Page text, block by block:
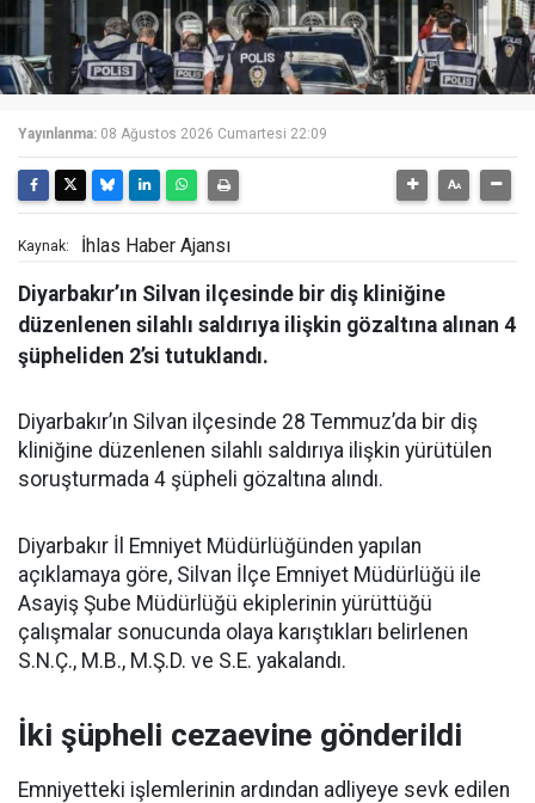
Yayınlanma: 08 Ağustos 2026 Cumartesi 22:09
Kaynak: İhlas Haber Ajansı
Diyarbakır’ın Silvan ilçesinde bir diş kliniğine
düzenlenen silahlı saldırıya ilişkin gözaltına alınan 4
şüpheliden 2’si tutuklandı.
Diyarbakır’ın Silvan ilçesinde 28 Temmuz’da bir diş
kliniğine düzenlenen silahlı saldırıya ilişkin yürütülen
soruşturmada 4 şüpheli gözaltına alındı.
Diyarbakır İl Emniyet Müdürlüğünden yapılan
açıklamaya göre, Silvan İlçe Emniyet Müdürlüğü ile
Asayiş Şube Müdürlüğü ekiplerinin yürüttüğü
çalışmalar sonucunda olaya karıştıkları belirlenen
S.N.Ç., M.B., M.Ş.D. ve S.E. yakalandı.
İki şüpheli cezaevine gönderildi
Emniyetteki işlemlerinin ardından adliyeye sevk edilen